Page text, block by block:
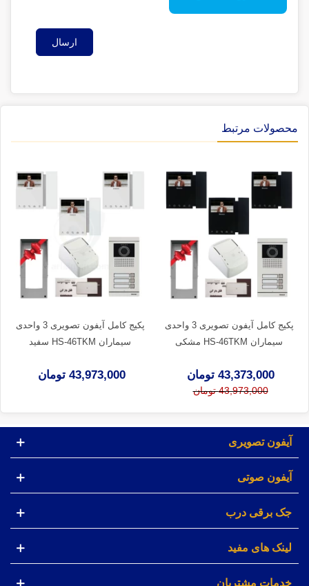
ارسال
محصولات مرتبط
پکیج کامل آیفون تصویری 3 واحدی
سیماران HS-46TKM مشکی
43,373,000 تومان
43,973,000 تومان
پکیج کامل آیفون تصویری 3 واحدی
سیماران HS-46TKM سفید
43,973,000 تومان
آیفون تصویری
آیفون صوتی
جک برقی درب
لینک های مفید
خدمات مشتریان